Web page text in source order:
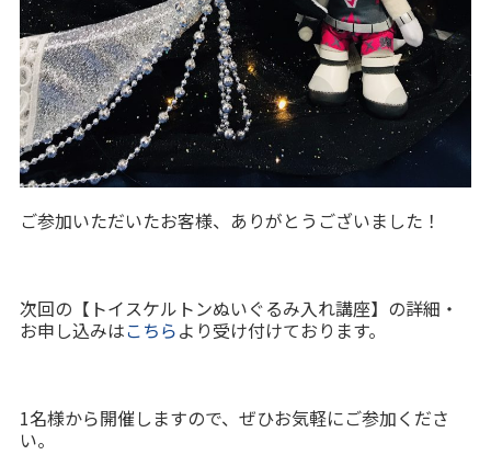
ご参加いただいたお客様、ありがとうございました！
次回の【トイスケルトンぬいぐるみ入れ講座】の詳細・
お申し込みはこちらより受け付けております。
1名様から開催しますので、ぜひお気軽にご参加くださ
い。